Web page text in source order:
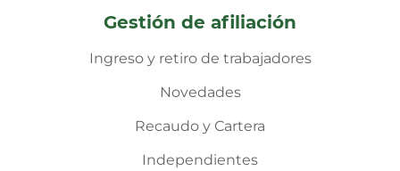
Gestión de afiliación
Ingreso y retiro de trabajadores
Novedades
Recaudo y Cartera
Independientes